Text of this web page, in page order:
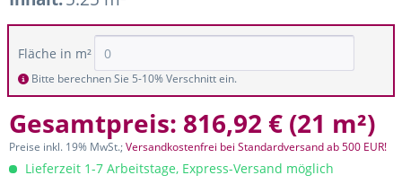
Fläche in m²
Bitte berechnen Sie 5-10% Verschnitt ein.
Gesamtpreis: 816,92 € (21 m²)
Preise inkl. 19% MwSt.;Versandkostenfrei bei Standardversand ab 500 EUR!
Lieferzeit 1-7 Arbeitstage, Express-Versand möglich